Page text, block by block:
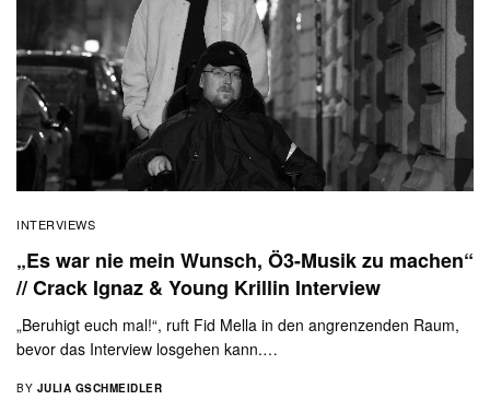
INTERVIEWS
„Es war nie mein Wunsch, Ö3-Musik zu machen“
// Crack Ignaz & Young Krillin Interview
„Beruhigt euch mal!“, ruft Fid Mella in den angrenzenden Raum,
bevor das Interview losgehen kann.…
BY JULIA GSCHMEIDLER